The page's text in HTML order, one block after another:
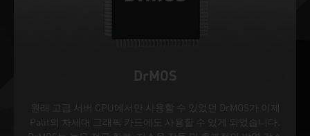
DrMOS
원래 고급 서버 CPU에서만 사용할 수 있었던 DrMOS가 이제
Palit의 차세대 그래픽 카드에도 사용할 수 있게 되었습니다.